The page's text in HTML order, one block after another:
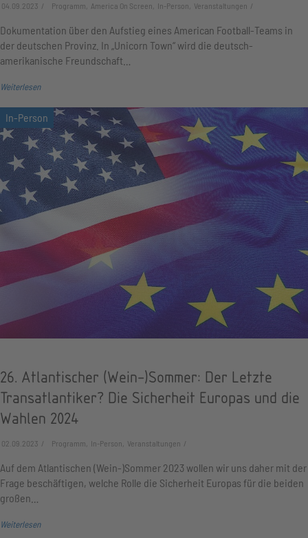
04.09.2023 Programm, America On Screen, In-Person, Veranstaltungen
Dokumentation über den Aufstieg eines American Football-Teams in
der deutschen Provinz. In „Unicorn Town“ wird die deutsch-
amerikanische Freundschaft…
Weiterlesen
26. Atlantischer (Wein-)Sommer: Der Letzte
Transatlantiker? Die Sicherheit Europas und die
Wahlen 2024
02.09.2023 Programm, In-Person, Veranstaltungen
Auf dem Atlantischen (Wein-)Sommer 2023 wollen wir uns daher mit der
Frage beschäftigen, welche Rolle die Sicherheit Europas für die beiden
großen…
Weiterlesen